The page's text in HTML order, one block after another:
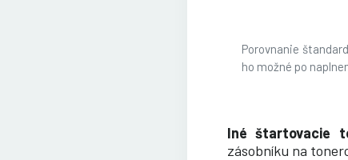
Porovnanie
ho možné po
Iné štartovacie
zásobníku na